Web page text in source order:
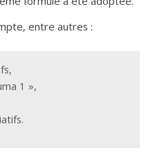
entre autres :
1 »,